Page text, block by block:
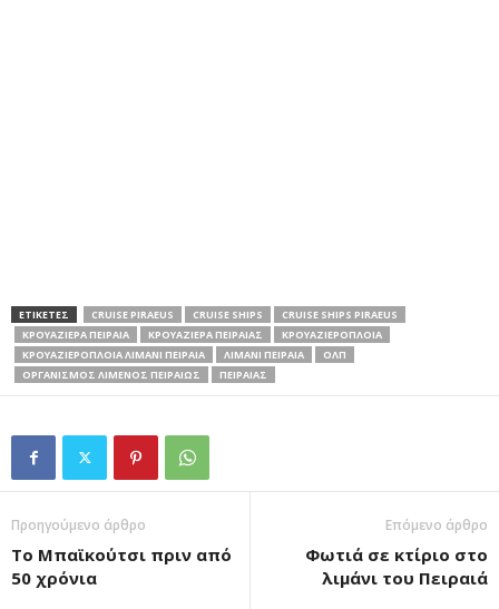
ΕΤΙΚΕΤΕΣ CRUISE PIRAEUS CRUISE SHIPS
CRUISE SHIPS PIRAEUS
ΚΡΟΥΑΖΙΕΡΑ ΠΕΙΡΑΙΑ
ΚΡΟΥΑΖΙΕΡΑ ΠΕΙΡΑΙΑΣ
ΚΡΟΥΑΖΙΕΡΟΠΛΟΙΑ
ΚΡΟΥΑΖΙΕΡΟΠΛΟΙΑ ΛΙΜΑΝΙ ΠΕΙΡΑΙΑ
ΛΙΜΑΝΙ ΠΕΙΡΑΙΑ
ΟΛΠ
ΟΡΓΑΝΙΣΜΟΣ ΛΙΜΈΝΟΣ ΠΕΙΡΑΙΩΣ
ΠΕΙΡΑΙΑΣ
Προηγούμενο άρθρο
Το Μπαϊκούτσι πριν από
50 χρόνια
Επόμενο άρθρο
Φωτιά σε κτίριο στο
λιμάνι του Πειραιά